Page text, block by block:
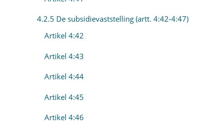
4.2.5 De subsidievaststelling (artt. 4:42-4:47)
Artikel 4:42
Artikel 4:43
Artikel 4:44
Artikel 4:45
Artikel 4:46